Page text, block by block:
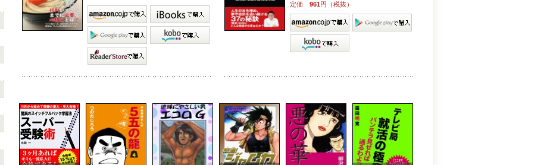
定価 961円（税抜）